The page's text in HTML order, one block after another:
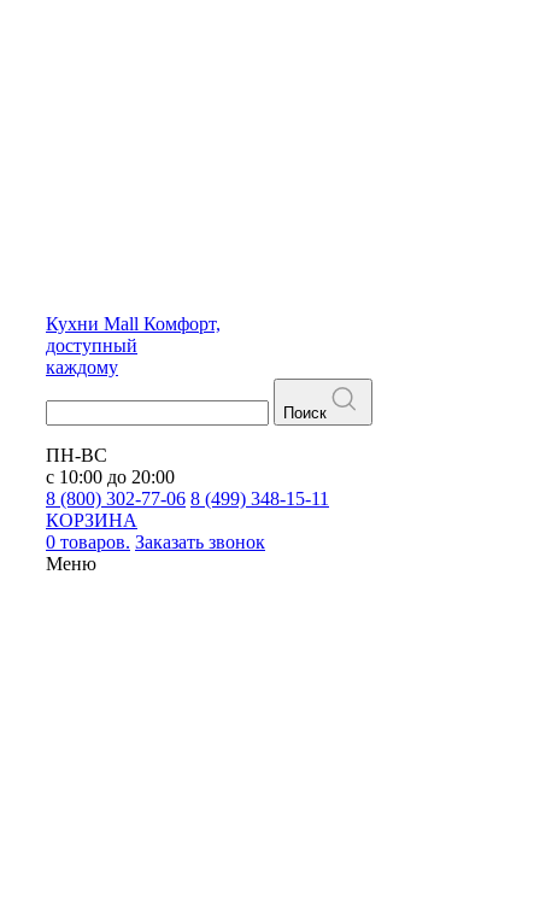
Кухни Mall Комфорт,
доступный
каждому
Поиск
ПН-ВС
с 10:00 до 20:00
8 (800) 302-77-06 8 (499) 348-15-11
КОРЗИНА
0 товаров. Заказать звонок
Меню